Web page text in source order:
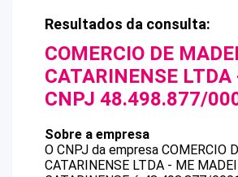
Resultados da consulta:
COMERCIO DE
CATARINENSE LTDA
CNPJ 48.498.877/
Sobre a empresa
O CNPJ da empresa COMERCIO
CATARINENSE LTDA - ME